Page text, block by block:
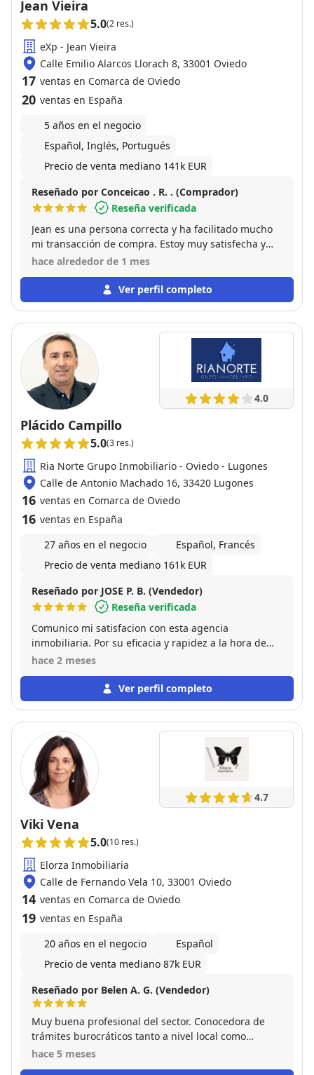
Jean Vieira
5.0(2 res.)
eXp - Jean Vieira
Calle Emilio Alarcos Llorach 8, 33001 Oviedo
17 ventas en Comarca de Oviedo
20 ventas en España
5 años en el negocio
Español, Inglés, Portugués
Precio de venta mediano 141k EUR
Reseñado por Conceicao . R. . (Comprador)
Reseña verificada
Jean es una persona correcta y ha facilitado mucho
mi transacción de compra. Estoy muy satisfecha y
recomiendo a este gran profesional.
hace alrededor de 1 mes
Ver perfil completo
4.0
Plácido Campillo
5.0(3 res.)
Ria Norte Grupo Inmobiliario - Oviedo - Lugones
Calle de Antonio Machado 16, 33420 Lugones
16 ventas en Comarca de Oviedo
16 ventas en España
27 años en el negocio
Español, Francés
Precio de venta mediano 161k EUR
Reseñado por JOSE P. B. (Vendedor)
Reseña verificada
Comunico mi satisfacion con esta agencia
inmobiliaria. Por su eficacia y rapidez a la hora de
publicar y vender el piso que tenia en propiedad.
tenerme al tanto de todo en cada momento y
hacerme las cosas mas faciles. Por lo tanto
publicación de una venta.
hace 2 meses
Ver perfil completo
4.7
Viki Vena
5.0(10 res.)
Elorza Inmobiliaria
Calle de Fernando Vela 10, 33001 Oviedo
14 ventas en Comarca de Oviedo
19 ventas en España
20 años en el negocio
Español
Precio de venta mediano 87k EUR
Reseñado por Belen A. G. (Vendedor)
Muy buena profesional del sector. Conocedora de
trámites burocráticos tanto a nivel local como
provincial o estatal. Y siempre disponible tanto para
hace 5 meses